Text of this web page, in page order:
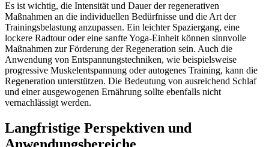
Es ist wichtig, die Intensität und Dauer der regenerativen
Maßnahmen an die individuellen Bedürfnisse und die Art der
Trainingsbelastung anzupassen. Ein leichter Spaziergang, eine
lockere Radtour oder eine sanfte Yoga-Einheit können sinnvolle
Maßnahmen zur Förderung der Regeneration sein. Auch die
Anwendung von Entspannungstechniken, wie beispielsweise
progressive Muskelentspannung oder autogenes Training, kann die
Regeneration unterstützen. Die Bedeutung von ausreichend Schlaf
und einer ausgewogenen Ernährung sollte ebenfalls nicht
vernachlässigt werden.
Langfristige Perspektiven und